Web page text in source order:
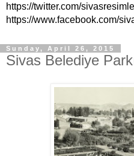
https://twitter.com/
https://www.facebook.com/
Sunday, April 26, 2015
Sivas Belediye